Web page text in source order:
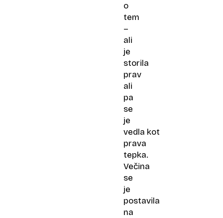
o
tem
–
ali
je
storila
prav
ali
pa
se
je
vedla kot
prava
tepka.
Večina
se
je
postavila
na